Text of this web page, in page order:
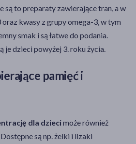
są to preparaty zawierające tran, a w
oraz kwasy z grupy omega-3, w tym
smak i są łatwe do podania.
je dzieci powyżej 3. roku życia.
pamięć i
dla dziecimoże również
są np. żelki i lizaki